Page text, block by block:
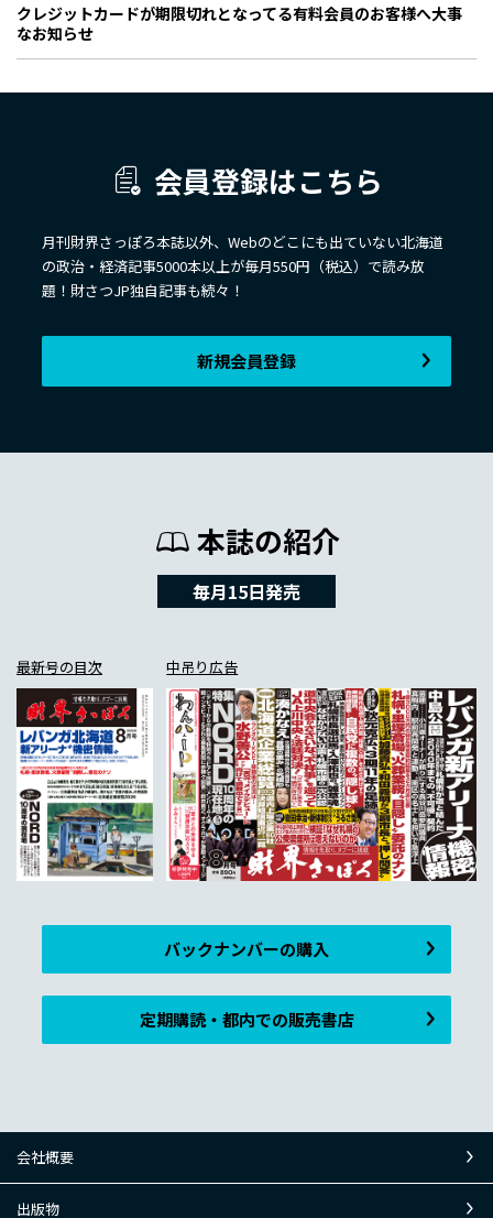
クレジットカードが期限切れとなってる有料会員のお客様へ大事
なお知らせ
会員登録はこちら
月刊財界さっぽろ本誌以外、Webのどこにも出ていない北海道
の政治・経済記事5000本以上が毎月550円（税込）で読み放
題！財さつJP独自記事も続々！
新規会員登録
本誌の紹介
毎月15日発売
最新号の目次 中吊り広告
バックナンバーの購入
定期購読・都内での販売書店
会社概要
出版物